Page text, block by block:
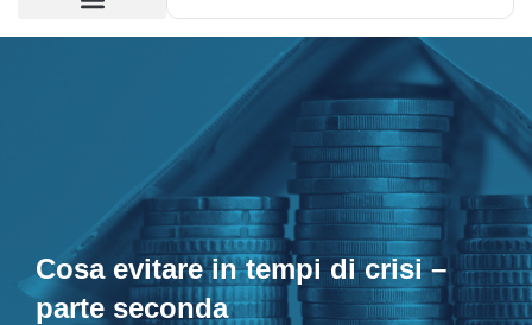
Cosa evitare in tempi di crisi –
parte seconda